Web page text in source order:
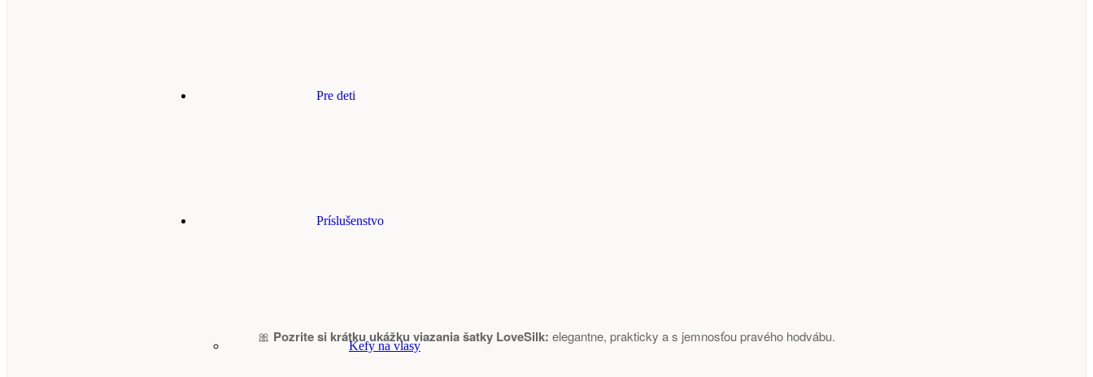
Pre deti
Príslušenstvo
Kefy na vlasy
🎀 Pozrite si krátku ukážku viazania šatky LoveSilk: elegantne, prakticky a s jemnosťou pravého hodvábu.